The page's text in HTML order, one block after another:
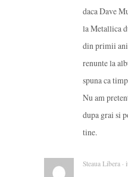
daca Dave
la Metallica
din primii
renunte la
spuna ca
Nu am
dupa grai si
tine.
Steaua Libera